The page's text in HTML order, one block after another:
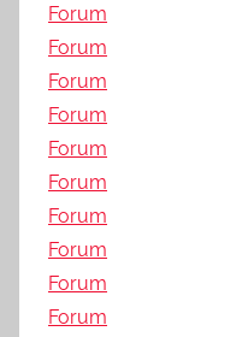
Forum
Forum
Forum
Forum
Forum
Forum
Forum
Forum
Forum
Forum